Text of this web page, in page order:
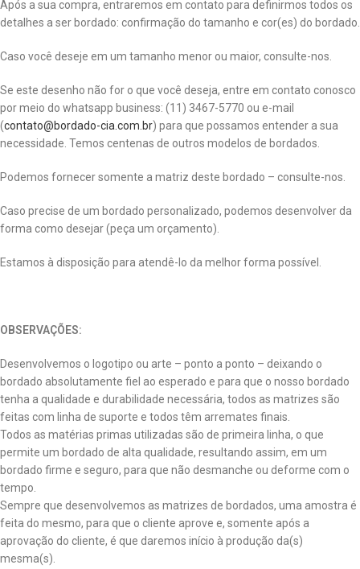
Após a sua compra, entraremos em contato para definirmos todos os
detalhes a ser bordado: confirmação do tamanho e cor(es) do bordado.
Caso você deseje em um tamanho menor ou maior, consulte-nos.
Se este desenho não for o que você deseja, entre em contato conosco
por meio do whatsapp business: (11) 3467-5770 ou e-mail
(contato@bordado-cia.com.br) para que possamos entender a sua
necessidade. Temos centenas de outros modelos de bordados.
Podemos fornecer somente a matriz deste bordado – consulte-nos.
Caso precise de um bordado personalizado, podemos desenvolver da
forma como desejar (peça um orçamento).
Estamos à disposição para atendê-lo da melhor forma possível.
OBSERVAÇÕES:
Desenvolvemos o logotipo ou arte – ponto a ponto – deixando o
bordado absolutamente fiel ao esperado e para que o nosso bordado
tenha a qualidade e durabilidade necessária, todos as matrizes são
feitas com linha de suporte e todos têm arremates finais.
Todos as matérias primas utilizadas são de primeira linha, o que
permite um bordado de alta qualidade, resultando assim, em um
bordado firme e seguro, para que não desmanche ou deforme com o
tempo.
Sempre que desenvolvemos as matrizes de bordados, uma amostra é
feita do mesmo, para que o cliente aprove e, somente após a
aprovação do cliente, é que daremos início à produção da(s)
mesma(s).